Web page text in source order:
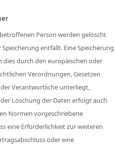
Person werden gelöscht
entfällt. Eine Speicherung
durch den europäischen oder
Verordnungen, Gesetzen
Verantwortliche unterliegt,
Löschung der Daten erfolgt auch
Normen vorgeschriebene
eine Erforderlichkeit zur weiteren
oder eine